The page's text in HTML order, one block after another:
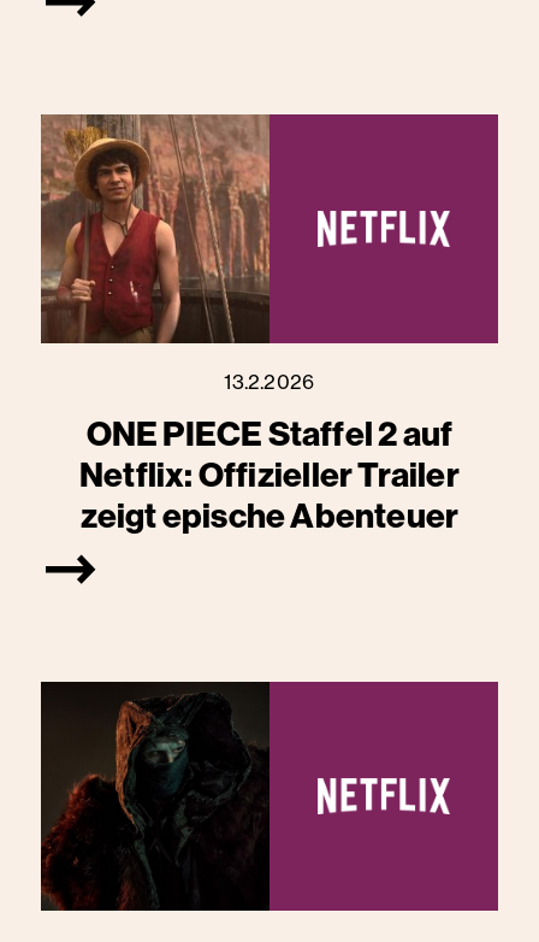
13.2.2026
ONE PIECE Staffel 2 auf
Netflix: Offizieller Trailer
zeigt epische Abenteuer